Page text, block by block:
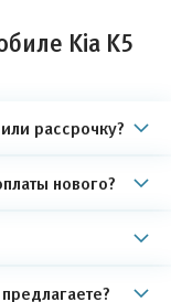
Kia K5
рассрочку?
нового?